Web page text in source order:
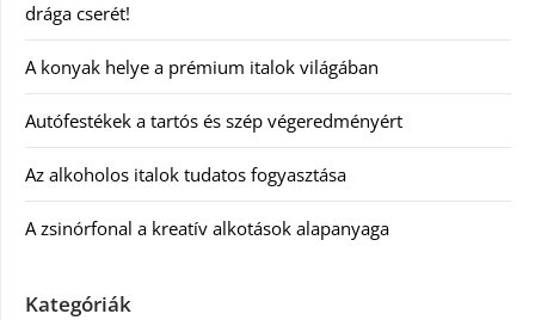
drága cserét!
A konyak helye a prémium italok világában
Autófestékek a tartós és szép végeredményért
Az alkoholos italok tudatos fogyasztása
A zsinórfonal a kreatív alkotások alapanyaga
Kategóriák